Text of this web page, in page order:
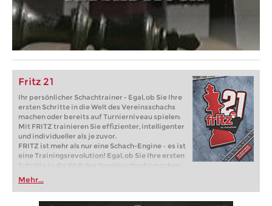
Fritz 21
Ihr persönlicher Schachtrainer - Egal, ob Sie Ihre
ersten Schritte in die Welt des Vereinsschachs
machen oder bereits auf Turnierniveau spielen:
Mit FRITZ trainieren Sie effizienter, intelligenter
und individueller als je zuvor.
FRITZ ist mehr als nur eine Schach-Engine – es ist
eine Trainingsrevolution! Egal, ob Sie Ihre ersten
Schritte in die Welt des Vereinsschachs machen
oder bereits auf Turnierniveau spielen: Mit
FRITZ trainieren Sie effizienter, intelligenter und
individueller als je zuvor.
Mehr...